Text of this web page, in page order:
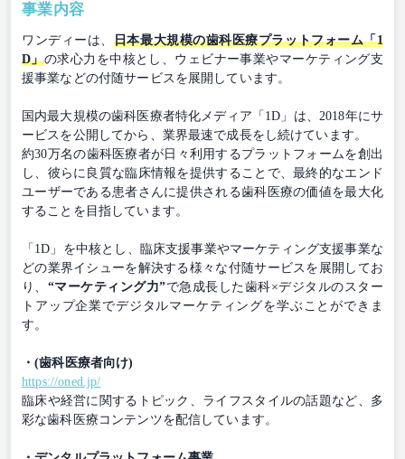
事業内容
ワンディーは、 日本最大規模の歯科医療プラットフォーム「1
D」の求心力を中核とし、ウェビナー事業やマーケティング支
援事業などの付随サービスを展開しています。
国内最大規模の歯科医療者特化メディア「1D」は、2018年にサ
ービスを公開してから、業界最速で成長をし続けています。
約30万名の歯科医療者が日々利用するプラットフォームを創出
し、彼らに良質な臨床情報を提供することで、最終的なエンド
ユーザーである患者さんに提供される歯科医療の価値を最大化
することを目指しています。
「1D」を中核とし、臨床支援事業やマーケティング支援事業な
どの業界イシューを解決する様々な付随サービスを展開してお
り、 “マーケティング力”で急成長した歯科×デジタルのスター
トアップ企業でデジタルマーケティングを学ぶことができま
す。
・(歯科医療者向け)
https://oned.jp/
臨床や経営に関するトピック、ライフスタイルの話題など、多
彩な歯科医療コンテンツを配信しています。